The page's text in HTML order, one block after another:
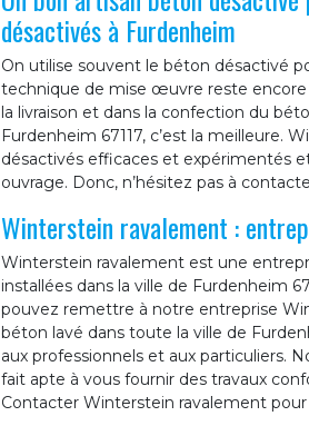
désactivés à Furdenheim
On utilise souvent le béton désactivé
technique de mise œuvre reste encore
la livraison et dans la confection du
Furdenheim 67117, c’est la meilleure.
désactivés efficaces et expérimentés
ouvrage. Donc, n’hésitez pas à
Winterstein ravalement :
Winterstein ravalement est une
installées dans la ville de Furdenheim
pouvez remettre à notre entreprise
béton lavé dans toute la ville de
aux professionnels et aux particuliers.
fait apte à vous fournir des travaux
Contacter Winterstein ravalement pour